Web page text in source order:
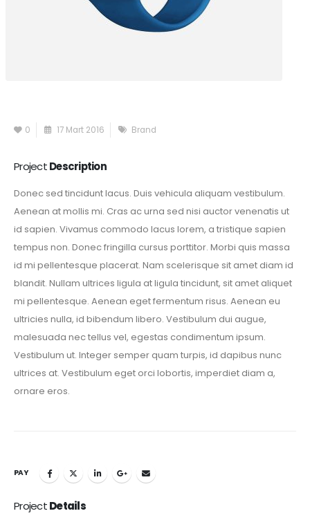
0 17 Mart 2016 Brand
ProjectDescription
Donec sed tincidunt lacus. Duis vehicula aliquam vestibulum.
Aenean at mollis mi. Cras ac urna sed nisi auctor venenatis ut
id sapien. Vivamus commodo lacus lorem, a tristique sapien
tempus non. Donec fringilla cursus porttitor. Morbi quis massa
id mi pellentesque placerat. Nam scelerisque sit amet diam id
blandit. Nullam ultrices ligula at ligula tincidunt, sit amet aliquet
mi pellentesque. Aenean eget fermentum risus. Aenean eu
ultricies nulla, id bibendum libero. Vestibulum dui augue,
malesuada nec tellus vel, egestas condimentum ipsum.
Vestibulum ut. Integer semper quam turpis, id dapibus nunc
ultrices at. Vestibulum eget orci lobortis, imperdiet diam a,
ornare eros.
PAY
ProjectDetails